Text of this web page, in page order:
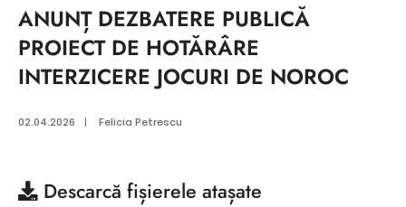
ANUNȚ DEZBATERE PUBLICĂ
PROIECT DE HOTĂRÂRE
INTERZICERE JOCURI DE NOROC
02.04.2026 | Felicia Petrescu
Descarcă fișierele atașate